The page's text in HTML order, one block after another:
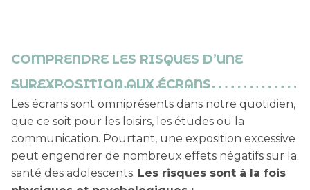
COMPRENDRE LES RISQUES D’UNE
SUREXPOSITION AUX ÉCRANS
Les écrans sont omniprésents dans notre quotidien,
que ce soit pour les loisirs, les études ou la
communication. Pourtant, une exposition excessive
peut engendrer de nombreux effets négatifs sur la
santé des adolescents. Les risques sont à la fois